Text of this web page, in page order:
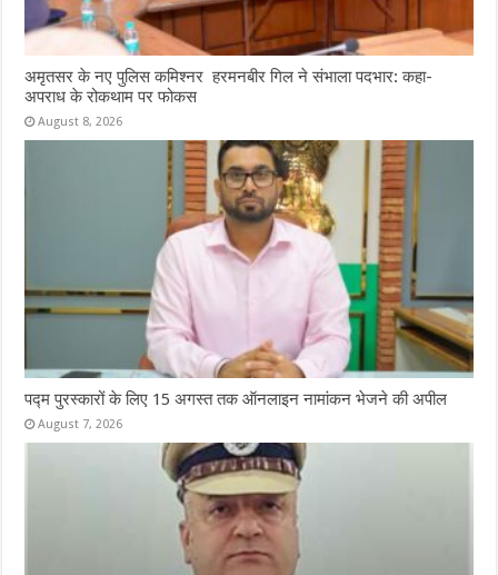
अमृतसर के नए पुलिस कमिश्नर हरमनबीर गिल ने संभाला पदभार: कहा-
अपराध के रोकथाम पर फोकस
August 8, 2026
पद्म पुरस्कारों के लिए 15 अगस्त तक ऑनलाइन नामांकन भेजने की अपील
August 7, 2026